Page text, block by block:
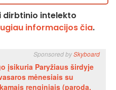
dirbtinio intelekto
informacijos čia.